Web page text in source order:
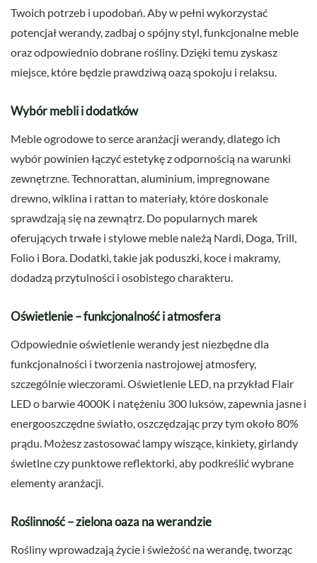
Twoich potrzeb i upodobań. Aby w pełni wykorzystać
potencjał werandy, zadbaj o spójny styl, funkcjonalne meble
oraz odpowiednio dobrane rośliny. Dzięki temu zyskasz
miejsce, które będzie prawdziwą oazą spokoju i relaksu.
Wybór mebli i dodatków
Meble ogrodowe to serce aranżacji werandy, dlatego ich
wybór powinien łączyć estetykę z odpornością na warunki
zewnętrzne. Technorattan, aluminium, impregnowane
drewno, wiklina i rattan to materiały, które doskonale
sprawdzają się na zewnątrz. Do popularnych marek
oferujących trwałe i stylowe meble należą Nardi, Doga, Trill,
Folio i Bora. Dodatki, takie jak poduszki, koce i makramy,
dodadzą przytulności i osobistego charakteru.
Oświetlenie – funkcjonalność i atmosfera
Odpowiednie oświetlenie werandy jest niezbędne dla
funkcjonalności i tworzenia nastrojowej atmosfery,
szczególnie wieczorami. Oświetlenie LED, na przykład Flair
LED o barwie 4000K i natężeniu 300 luksów, zapewnia jasne i
energooszczędne światło, oszczędzając przy tym około 80%
prądu. Możesz zastosować lampy wiszące, kinkiety, girlandy
świetlne czy punktowe reflektorki, aby podkreślić wybrane
elementy aranżacji.
Roślinność – zielona oaza na werandzie
Rośliny wprowadzają życie i świeżość na werandę, tworząc